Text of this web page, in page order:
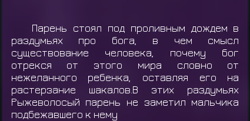
Парень стоял под проливным дождем в
раздумьях про бога, в чем смысл
существование человека, почему бог
отрекся от этого мира словно от
нежеланного ребенка, оставляя его на
растерзание шакалов.В этих раздумьях
Рыжеволосый парень не заметил мальчика
подбежавшего к нему